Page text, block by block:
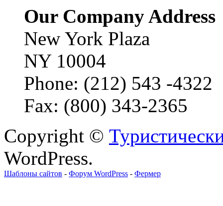
Our Company Address
New York Plaza
NY 10004
Phone: (212) 543 -4322
Fax: (800) 343-2365
Copyright ©
WordPress.
Шаблоны сайтов - Форум WordPress - Фермер